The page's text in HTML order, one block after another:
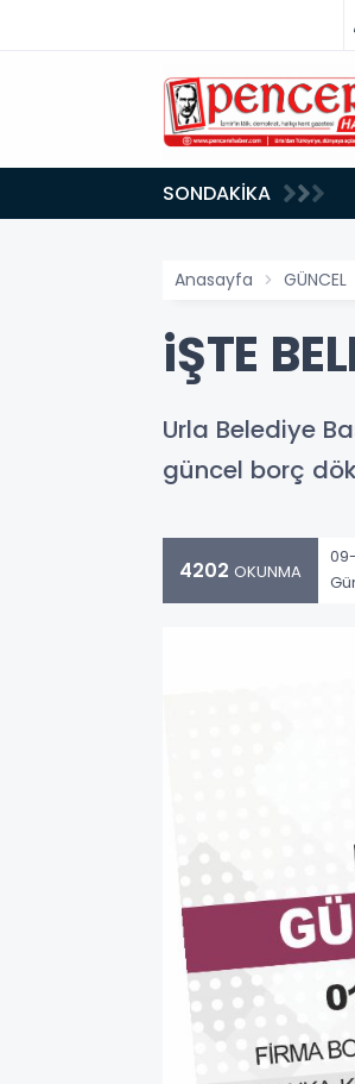
SONDAKİKA
Anasayfa GÜNCEL
iŞTE
Urla Belediye
güncel borç
4202 OKUNMA